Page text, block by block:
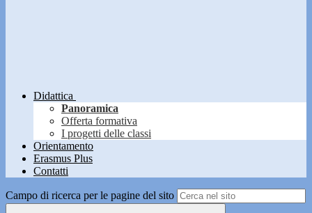
Didattica
Panoramica
Offerta formativa
I progetti delle classi
Orientamento
Erasmus Plus
Contatti
Campo di ricerca per le pagine del sito